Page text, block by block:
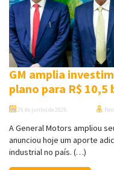
GM amplia
plano para R$ 10,5
26 de junho de 2026
A General Motors ampliou
anunciou hoje um aporte
industrial no país. (…)